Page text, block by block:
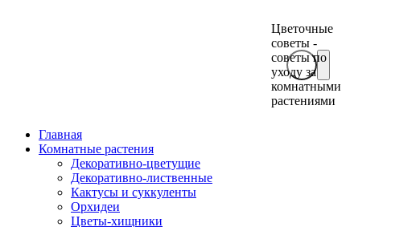
Цветочные
советы -
советы по
уходу за
комнатными
растениями
Главная
Комнатные растения
Декоративно-цветущие
Декоративно-лиственные
Кактусы и суккуленты
Орхидеи
Цветы-хищники